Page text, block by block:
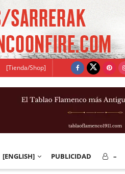
[Tienda/Shop]
[ENGLISH] PUBLICIDAD –